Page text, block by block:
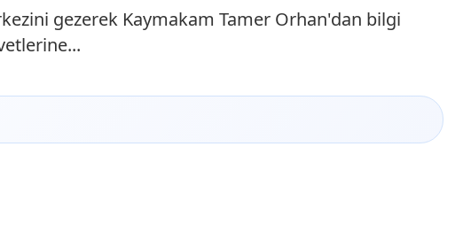
gezerek Kaymakam Tamer Orhan'dan bilgi